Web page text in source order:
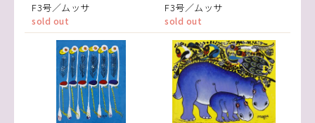
F3号／ムッサ
sold out
F3号／ムッサ
sold out